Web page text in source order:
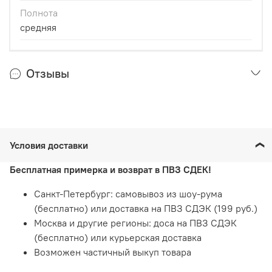
Полнота
средняя
Отзывы
Условия доставки
Бесплатная примерка и возврат в ПВЗ СДЕК!
Санкт-Петербург: самовывоз из шоу-рума
(бесплатно) или доставка на ПВЗ СДЭК (199 руб.)
Москва и другие регионы: доса на ПВЗ СДЭК
(бесплатно) или курьерская доставка
Возможен частичный выкуп товара